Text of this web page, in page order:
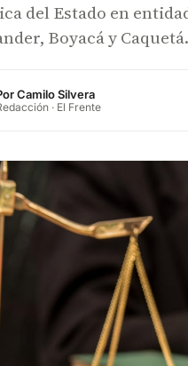
del Estado en
Boyacá y Caquetá.
Camilo Silvera
· El Frente